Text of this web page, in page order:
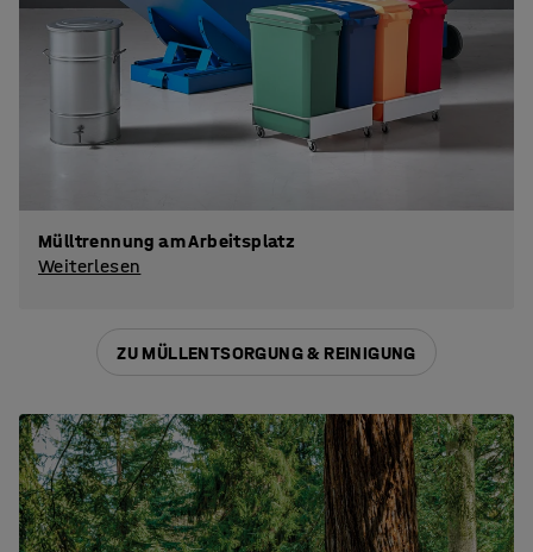
Mülltrennung am Arbeitsplatz
Weiterlesen
ZU MÜLLENTSORGUNG & REINIGUNG